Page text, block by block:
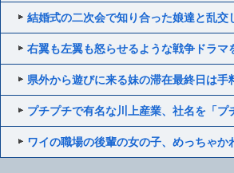
結婚式の二次会で知り合った娘達と乱交
右翼も左翼も怒らせるような戦争ドラマ
県外から遊びに来る妹の滞在最終日は手
プチプチで有名な川上産業、社名を「プ
ワイの職場の後輩の女の子、めっちゃか